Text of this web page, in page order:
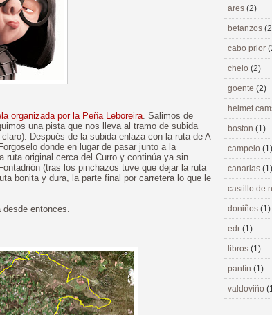
organizada por la Peña Leboreira. Salimos de
una pista que nos lleva al tramo de subida
Después de la subida enlaza con la ruta de A
donde en lugar de pasar junto a la
ruta original cerca del Curro y continúa ya sin
(tras los pinchazos tuve que dejar la ruta
bonita y dura, la parte final por carretera lo que le
desde entonces.
ares (2)
betanzos
cabo prior
chelo (2)
goente (2)
helmet
boston (1)
campelo (1)
canarias (1)
castillo de
doniños (1)
edr (1)
libros (1)
pantín (1)
valdoviño